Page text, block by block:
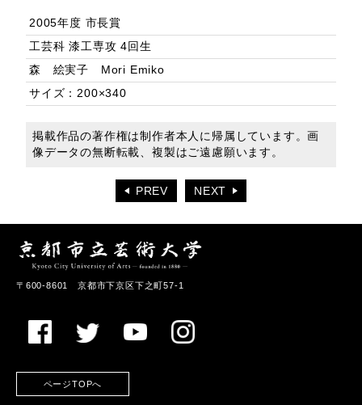
2005年度 市長賞
工芸科 漆工専攻 4回生
森 絵実子 Mori Emiko
サイズ：200×340
掲載作品の著作権は制作者本人に帰属しています。画
像データの無断転載、複製はご遠慮願います。
PREV NEXT
〒600-8601 京都市下京区下之町57-1
ページTOPへ